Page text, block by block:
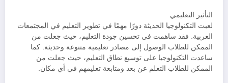
التأثير التعليمي
لعبت التكنولوجيا الحديثة دورًا مهمًا في تطوير التعليم في المجتمعات
العربية. فقد ساهمت في تحسين جودة التعليم، حيث جعلت من
الممكن للطلاب الوصول إلى مصادر تعليمية متنوعة وحديثة. كما
ساعدت التكنولوجيا على توسيع نطاق التعليم، حيث جعلت من
الممكن للطلاب التعلم عن بعد ومتابعة تعليمهم في أي مكان.